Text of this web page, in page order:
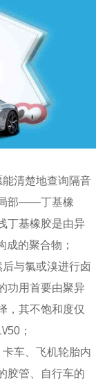
清楚地查询隔音
部——丁基橡
丁基橡胶是由异
的聚合物；
与氯或溴进行卤
功用首要由聚异
，其不饱和度仅
50；
车、飞机轮胎内
胶管、自行车的